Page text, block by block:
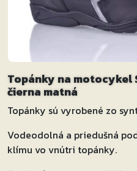
Topánky na motocykel
čierna matná
Topánky sú vyrobené zo
Vodeodolná a priedušná
klímu vo vnútri topánky.